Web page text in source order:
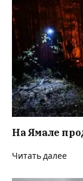
На Ямале
Читать далее